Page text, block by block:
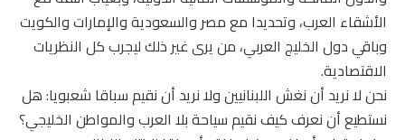
الأشقاء العرب، وتحديدا مع مصر والسعودية والإمارات والكويت
وباقي دول الخليج العربي، من يرى غير ذلك ليجرب كل النظريات
الاقتصادية.
نحن لا نريد أن نغش اللبنانيين ولا نريد أن نقيم سباقا شعبويا: هل
نستطيع أن نعرف كيف نقيم سياحة بلا العرب والمواطن الخليجي؟